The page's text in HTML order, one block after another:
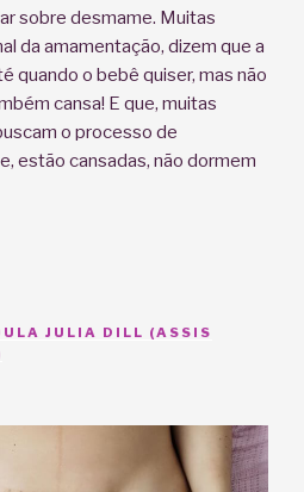
sobre desmame. Muitas
da amamentação, dizem que a
quando o bebê quiser, mas não
cansa! E que, muitas
o processo de
estão cansadas, não dormem
JULIA DILL (ASSIS